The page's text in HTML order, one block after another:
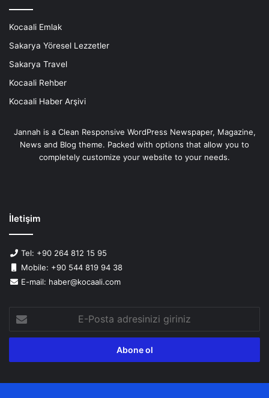
Kocaali Emlak
Sakarya Yöresel Lezzetler
Sakarya Travel
Kocaali Rehber
Kocaali Haber Arşivi
Jannah is a Clean Responsive WordPress Newspaper, Magazine,
News and Blog theme. Packed with options that allow you to
completely customize your website to your needs.
İletişim
Tel: +90 264 812 15 95
Mobile: +90 544 819 94 38
E-mail: haber@kocaali.com
Posta
adresinizi